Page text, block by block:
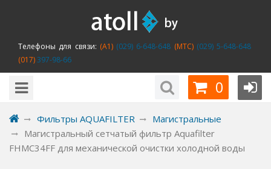
Телефоны для связи: (A1)(029) 6-648-648 (MTC)(029) 5-648-648
(017)397-98-66
0
Фильтры AQUAFILTER
Магистральные
Магистральный сетчатый фильтр Aquafilter
FHMC34FF для механической очистки холодной воды